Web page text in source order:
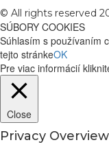
© All rights reserved
SÚBORY COOKIES
Súhlasím s používaním
tejto stránkeOK
Pre viac informácií
Close
Privacy Overview